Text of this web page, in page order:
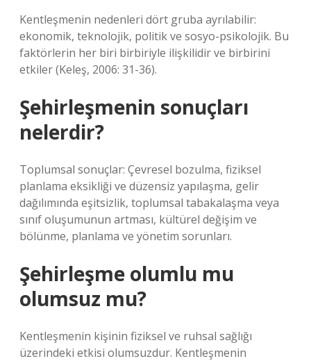
Kentleşmenin nedenleri dört gruba ayrılabilir:
ekonomik, teknolojik, politik ve sosyo-psikolojik. Bu
faktörlerin her biri birbiriyle ilişkilidir ve birbirini
etkiler (Keleş, 2006: 31-36).
Şehirleşmenin sonuçları
nelerdir?
Toplumsal sonuçlar: Çevresel bozulma, fiziksel
planlama eksikliği ve düzensiz yapılaşma, gelir
dağılımında eşitsizlik, toplumsal tabakalaşma veya
sınıf oluşumunun artması, kültürel değişim ve
bölünme, planlama ve yönetim sorunları.
Şehirleşme olumlu mu
olumsuz mu?
Kentleşmenin kişinin fiziksel ve ruhsal sağlığı
üzerindeki etkisi olumsuzdur. Kentleşmenin